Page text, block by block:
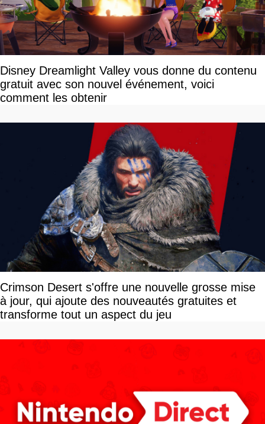
Disney Dreamlight Valley vous donne du contenu
gratuit avec son nouvel événement, voici
comment les obtenir
Crimson Desert s'offre une nouvelle grosse mise
à jour, qui ajoute des nouveautés gratuites et
transforme tout un aspect du jeu